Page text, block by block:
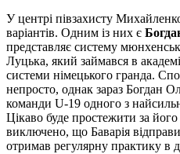
У центрі півзахисту
варіантів. Одним із них є
представляє систему
Луцька, який займався в
системи німецького гранда.
непросто, однак зараз Богдан
команди U-19 одного з
Цікаво буде простежити за
виключено, що Баварія
отримав регулярну практику в